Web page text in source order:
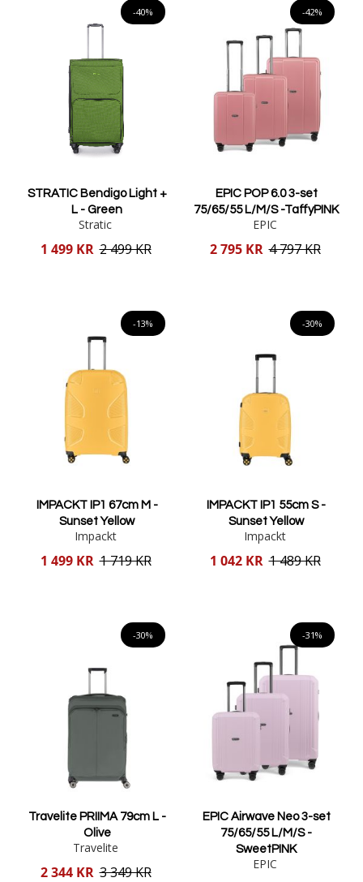
-40%
STRATIC Bendigo Light +
L - Green
Stratic
Reducerat
1 499 KR 2 499 KR
-42%
EPIC POP 6.0 3-set
75/65/55 L/M/S -TaffyPINK
EPIC
Reducerat
2 795 KR 4 797 KR
-13%
IMPACKT IP1 67cm M -
Sunset Yellow
Impackt
Reducerat
1 499 KR 1 719 KR
-30%
IMPACKT IP1 55cm S -
Sunset Yellow
Impackt
Reducerat
1 042 KR 1 489 KR
-30%
Travelite PRIIMA 79cm L -
Olive
Travelite
Reducerat
2 344 KR 3 349 KR
-31%
EPIC Airwave Neo 3-set
75/65/55 L/M/S -
SweetPINK
EPIC